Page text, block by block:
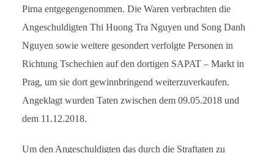
Pirna entgegengenommen. Die Waren verbrachten die
Angeschuldigten Thi Huong Tra Nguyen und Song Danh
Nguyen sowie weitere gesondert verfolgte Personen in
Richtung Tschechien auf den dortigen SAPAT – Markt in
Prag, um sie dort gewinnbringend weiterzuverkaufen.
Angeklagt wurden Taten zwischen dem 09.05.2018 und
dem 11.12.2018.
Um den Angeschuldigten das durch die Straftaten zu